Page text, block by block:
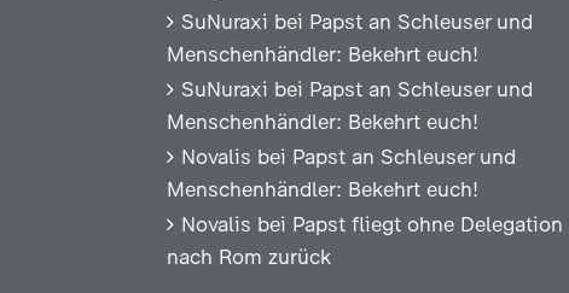
SuNuraxi bei Papst an Schleuser und
Menschenhändler: Bekehrt euch!
SuNuraxi bei Papst an Schleuser und
Menschenhändler: Bekehrt euch!
Novalis bei Papst an Schleuser und
Menschenhändler: Bekehrt euch!
Novalis bei Papst fliegt ohne Delegation
nach Rom zurück